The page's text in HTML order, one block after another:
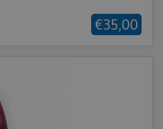
€35,00